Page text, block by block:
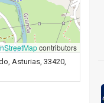
contributors
Asturias, 33420,